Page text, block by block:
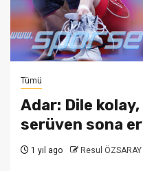
Tümü
Adar: Dile kolay,
serüven sona
1 yıl ago Resul ÖZSARAY